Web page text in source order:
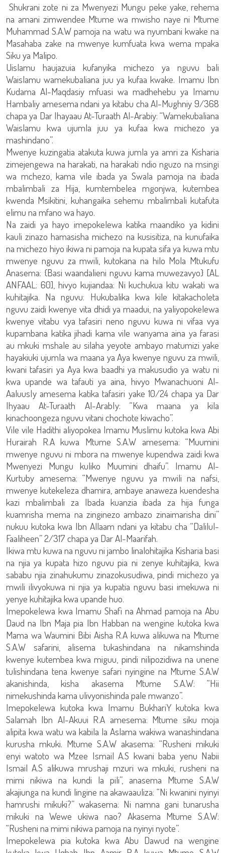
Shukrani zote ni za Mwenyezi Mungu peke yake, rehema
na amani zimwendee Mtume wa mwisho naye ni Mtume
Muhammad S.A.W pamoja na watu wa nyumbani kwake na
Masahaba zake na mwenye kumfuata kwa wema mpaka
Siku ya Malipo.
Uislamu haujazuia kufanyika michezo ya nguvu bali
Waislamu wamekubaliana juu ya kufaa kwake. Imamu Ibn
Kudama Al-Maqdasiy mfuasi wa madhehebu ya Imamu
Hambaliy amesema ndani ya kitabu cha Al-Mughniy 9/368
chapa ya Dar Ihayaau At-Turaath Al-Arabiy: “Wamekubaliana
Waislamu kwa ujumla juu ya kufaa kwa michezo ya
mashindano”.
Mwenye kuzingatia atakuta kuwa jumla ya amri za Kisharia
zimejengewa na harakati, na harakati ndio nguzo na msingi
wa mchezo, kama vile ibada ya Swala pamoja na ibada
mbalimbali za Hija, kumtembelea mgonjwa, kutembea
kwenda Msikitini, kuhangaika sehemu mbalimbali kutafuta
elimu na mfano wa hayo.
Na zaidi ya hayo imepokelewa katika maandiko ya kidini
kauli zinazo hamasisha michezo na kusisitiza, na kunufaika
na michezo hiyo ikiwa ni pamoja na kupata sifa ya kuwa mtu
mwenye nguvu za mwili, kutokana na hilo Mola Mtukufu
Anasema: {Basi waandalieni nguvu kama muwezavyo} [AL
ANFAAL: 60], hivyo kujiandaa: Ni kuchukua kitu wakati wa
kuhitajika. Na nguvu: Hukubalika kwa kile kitakacholeta
nguvu zaidi kwenye vita dhidi ya maadui, na yaliyopokelewa
kwenye vitabu vya tafasiri neno nguvu kuwa ni vifaa vya
kupambana katika jihadi kama vile wanyama aina ya farasi
au mkuki mshale au silaha yeyote ambayo matumizi yake
hayakiuki ujumla wa maana ya Aya kwenye nguvu za mwili,
kwani tafasiri ya Aya kwa baadhi ya makusudio ya watu ni
kwa upande wa tafauti ya aina, hivyo Mwanachuoni Al-
AaluusIy amesema katika tafasiri yake 10/24 chapa ya Dar
Ihyaau At-Turaath Al-ArabIy: “Kwa maana ya kila
kinachoongeza nguvu vitani chochote kiwacho”.
Vile vile Hadithi aliyopokea Imamu Muslimu kutoka kwa Abi
Hurairah R.A kuwa Mtume S.A.W amesema: “Muumini
mwenye nguvu ni mbora na mwenye kupendwa zaidi kwa
Mwenyezi Mungu kuliko Muumini dhaifu”. Imamu Al-
Kurtuby amesema: “Mwenye nguvu ya mwili na nafsi,
mwenye kutekeleza dhamira, ambaye anaweza kuendesha
kazi mbalimbali za Ibada kuanzia ibada za hija funga
kuamrisha mema na zinginezo ambazo zinaimarisha dini”
nukuu kutoka kwa Ibn Allaam ndani ya kitabu cha “Dalilul-
Faaliheen” 2/317 chapa ya Dar Al-Maarifah.
Ikiwa mtu kuwa na nguvu ni jambo linalohitajika Kisharia basi
na njia ya kupata hizo nguvu pia ni zenye kuhitajika, kwa
sababu njia zinahukumu zinazokusudiwa, pindi michezo ya
mwili ilivyokuwa ni njia ya kupatia nguvu basi imekuwa ni
yenye kuhitajika kwa upande huo.
Imepokelewa kwa Imamu Shafi na Ahmad pamoja na Abu
Daud na Ibn Maja pia Ibn Habban na wengine kutoka kwa
Mama wa Waumini Bibi Aisha R.A kuwa alikuwa na Mtume
S.A.W safarini, alisema tukashindana na nikamshinda
kwenye kutembea kwa miguu, pindi nilipozidiwa na unene
tulishindana tena kwenye safari nyingine na Mtume S.A.W
akanishinda, kisha akasema Mtume S.A.W: “Hii
nimekushinda kama ulivyonishinda pale mwanzo”.
Imepokelewa kutoka kwa Imamu BukhariY kutoka kwa
Salamah Ibn Al-Akuui R.A amesema: Mtume siku moja
alipita kwa watu wa kabila la Aslama wakiwa wanashindana
kurusha mkuki. Mtume S.A.W akasema: “Rusheni mikuki
enyi watoto wa Mzee Ismail A.S kwani baba yenu Nabii
Ismail A.S alikuwa mrushaji mzuri wa mkuki, rusheni na
mimi nikiwa na kundi la pili”, anasema Mtume S.A.W
akajiunga na kundi lingine na akawaauliza: “Ni kwanini nyinyi
hamrushi mikuki?” wakasema: Ni namna gani tunarusha
mikuki na Wewe ukiwa nao? Akasema Mtume S.A.W:
“Rusheni na mimi nikiwa pamoja na nyinyi nyote”.
Imepokelewa pia kutoka kwa Abu Dawud na wengine